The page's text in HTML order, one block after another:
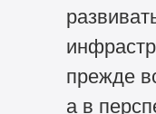
прежде
а в